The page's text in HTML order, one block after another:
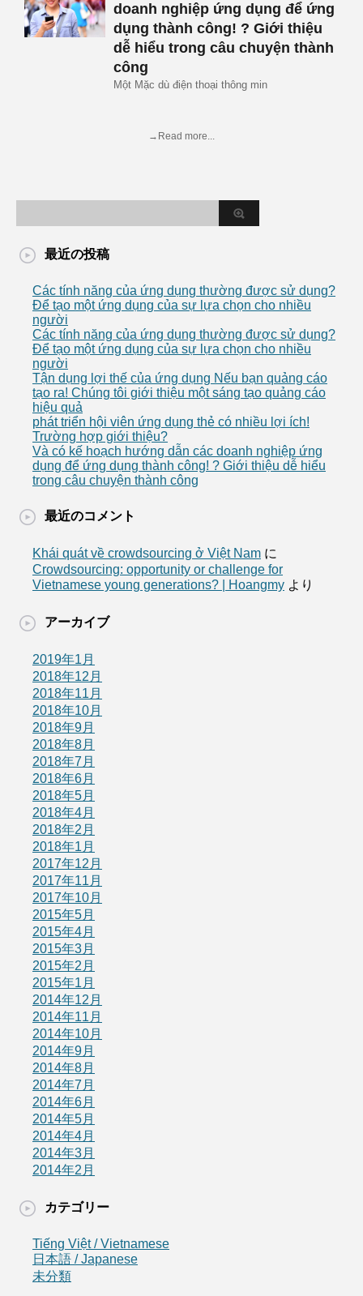
doanh nghiệp ứng dụng để ứng
dụng thành công! ? Giới thiệu
dễ hiểu trong câu chuyện thành
công
Một Mặc dù điện thoại thông min
→Read more...
最近の投稿
Các tính năng của ứng dụng thường được sử dụng?
Để tạo một ứng dụng của sự lựa chọn cho nhiều
người
Các tính năng của ứng dụng thường được sử dụng?
Để tạo một ứng dụng của sự lựa chọn cho nhiều
người
Tận dụng lợi thế của ứng dụng Nếu bạn quảng cáo
tạo ra! Chúng tôi giới thiệu một sáng tạo quảng cáo
hiệu quả
phát triển hội viên ứng dụng thẻ có nhiều lợi ích!
Trường hợp giới thiệu?
Và có kế hoạch hướng dẫn các doanh nghiệp ứng
dụng để ứng dụng thành công! ? Giới thiệu dễ hiểu
trong câu chuyện thành công
最近のコメント
Khái quát về crowdsourcing ở Việt Nam に
Crowdsourcing: opportunity or challenge for
Vietnamese young generations? | Hoangmy より
アーカイブ
2019年1月
2018年12月
2018年11月
2018年10月
2018年9月
2018年8月
2018年7月
2018年6月
2018年5月
2018年4月
2018年2月
2018年1月
2017年12月
2017年11月
2017年10月
2015年5月
2015年4月
2015年3月
2015年2月
2015年1月
2014年12月
2014年11月
2014年10月
2014年9月
2014年8月
2014年7月
2014年6月
2014年5月
2014年4月
2014年3月
2014年2月
カテゴリー
Tiếng Việt / Vietnamese
日本語 / Japanese
未分類